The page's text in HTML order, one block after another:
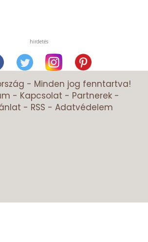
hirdetés
- Minden jog fenntartva!
- Kapcsolat - Partnerek-
- RSS - Adatvédelem